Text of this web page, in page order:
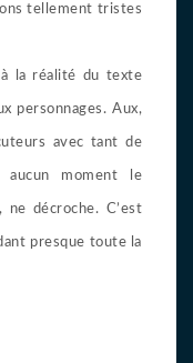
tellement tristes
à la réalité du texte
personnages. Aux,
avec tant de
moment le
décroche. C’est
presque toute la